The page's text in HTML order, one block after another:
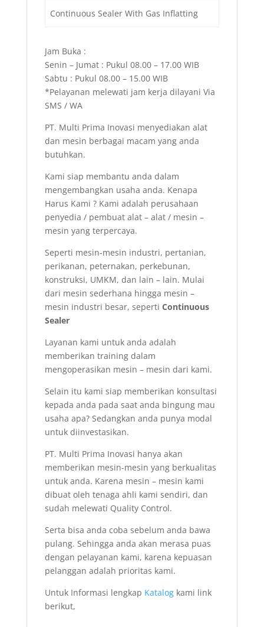
Continuous Sealer With Gas Inflatting
Jam Buka :
Senin – Jumat : Pukul 08.00 – 17.00 WIB
Sabtu : Pukul 08.00 – 15.00 WIB
*Pelayanan melewati jam kerja dilayani Via
SMS / WA
PT. Multi Prima Inovasi menyediakan alat
dan mesin berbagai macam yang anda
butuhkan.
Kami siap membantu anda dalam
mengembangkan usaha anda. Kenapa
Harus Kami ? Kami adalah perusahaan
penyedia / pembuat alat – alat / mesin –
mesin yang terpercaya.
Seperti mesin-mesin industri, pertanian,
perikanan, peternakan, perkebunan,
konstruksi, UMKM, dan lain – lain. Mulai
dari mesin sederhana hingga mesin –
mesin industri besar, seperti Continuous
Sealer
Layanan kami untuk anda adalah
memberikan training dalam
mengoperasikan mesin – mesin dari kami.
Selain itu kami siap memberikan konsultasi
kepada anda pada saat anda bingung mau
usaha apa? Sedangkan anda punya modal
untuk diinvestasikan.
PT. Multi Prima Inovasi hanya akan
memberikan mesin-mesin yang berkualitas
untuk anda. Karena mesin – mesin kami
dibuat oleh tenaga ahli kami sendiri, dan
sudah melewati Quality Control.
Serta bisa anda coba sebelum anda bawa
pulang. Sehingga anda akan merasa puas
dengan pelayanan kami, karena kepuasan
pelanggan adalah prioritas kami.
Untuk Informasi lengkap Katalogkami link
berikut,